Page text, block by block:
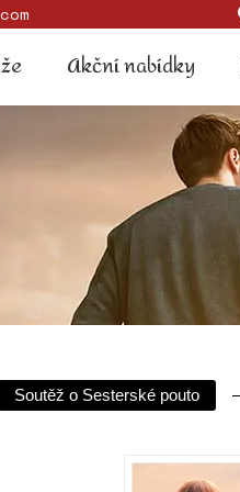
Akční nabídky
Soutěž o Sesterské pouto
Akční nabídky